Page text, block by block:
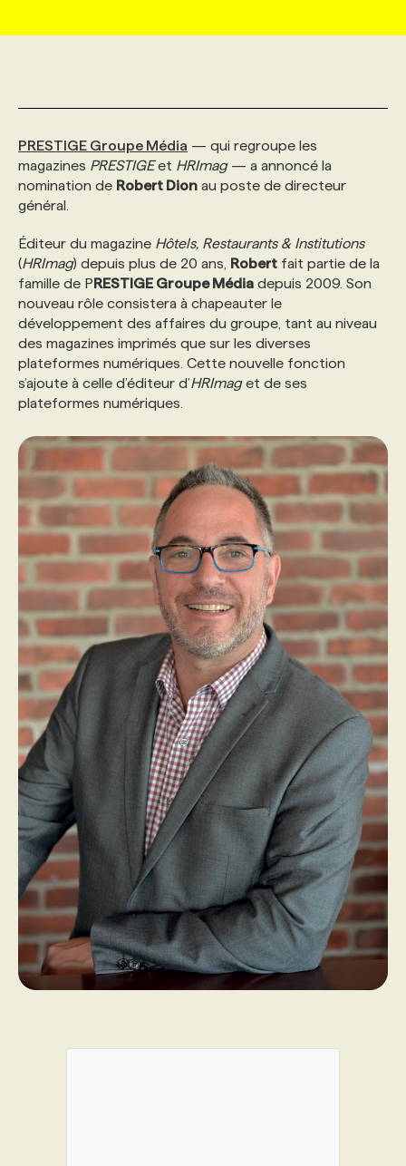
AFFAIRES DE L'INDUSTRIE
INITIATIVES NUMÉRIQUES
TENDANCES
WEB & MÉDIAS SOCIAUX
MARKETING DURABLE
ÉVÉNEMENTIEL
NOS AUTEUR‧RICES
INFOLETTRE PUBLICITÉ
ANNONCEZ AVEC NOUS
CONSULTER LA CVTHÈQUE
PROFIL ENTREPRISE
ANNONCEZ AVEC NOUS
VOIR LES OFFRES
PROFIL CANDIDAT
FAQ
ANNONCEZ AVEC NOUS
NOS FORMATIONS EN LIGNE
NOS PARCOURS DE FORMATIONS
NOS FORMATEUR‧RICES
POURQUOI CHOISIR NOS FORMATIONS
NOS TARIFS
PROGRAMMES DE SUBVENTIONS
FAQ
ANNONCEZ AVEC NOUS
CHASSE DE TÊTE
SERVICE DE CHASSE DE TÊTE
NOS EXPERTISES
FAQ
ANNONCEZ AVEC NOUS
PRESTIGE Groupe Média — qui regroupe les
magazines PRESTIGEet HRImag— a annoncé la
nomination de Robert Dion au poste de directeur
général.
Éditeur du magazine Hôtels, Restaurants & Institutions
(HRImag) depuis plus de 20 ans, Robert fait partie de la
famille de PRESTIGE Groupe Média depuis 2009. Son
nouveau rôle consistera à chapeauter le
développement des affaires du groupe, tant au niveau
des magazines imprimés que sur les diverses
plateformes numériques. Cette nouvelle fonction
s’ajoute à celle d’éditeur d’HRImaget de ses
plateformes numériques.